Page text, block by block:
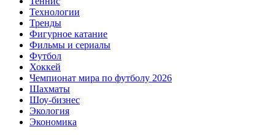
Технологии
Тренды
Фигурное катание
Фильмы и сериалы
Футбол
Хоккей
Чемпионат мира по футболу 2026
Шахматы
Шоу-бизнес
Экология
Экономика